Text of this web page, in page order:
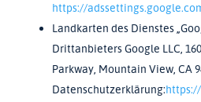
https://
Landkarten des Dienstes
Drittanbieters Google LLC,
Parkway, Mountain View, CA
Datenschutzerklärung: